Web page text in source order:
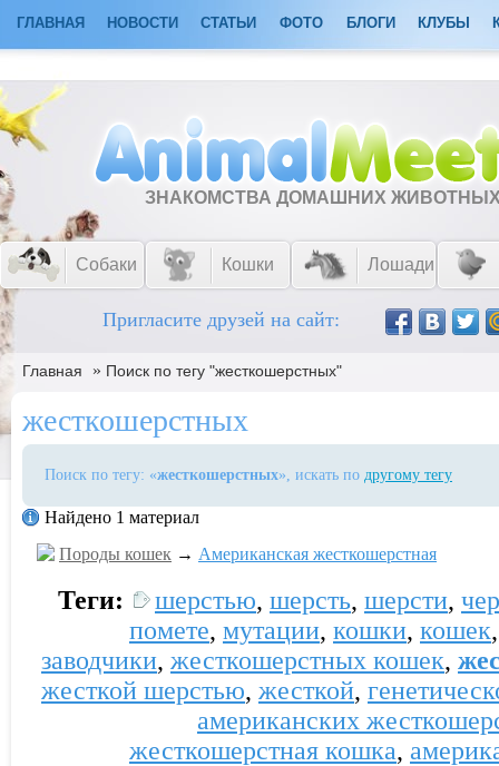
ГЛАВНАЯ НОВОСТИ СТАТЬИ ФОТО БЛОГИ КЛУБЫ
ЗНАКОМСТВА ДОМАШНИХ
Собаки Кошки Лошади
Пригласите друзей на сайт:
Главная » Поиск по тегу "жесткошерстных"
жесткошерстных
Поиск по тегу: «жесткошерстных», искать по другому тегу
Найдено 1 материал
Породы кошек → Американская жесткошерстная
Теги: шерстью, шерсть, шерсти,
помете, мутации, кошки, кошек
заводчики, жесткошерстных кошек,
жесткой шерстью, жесткой,
американских
жесткошерстная кошка,